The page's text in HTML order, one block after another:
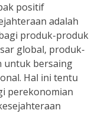
positif
adalah
produk-produk
global, produk-
untuk bersaing
Hal ini tentu
perekonomian